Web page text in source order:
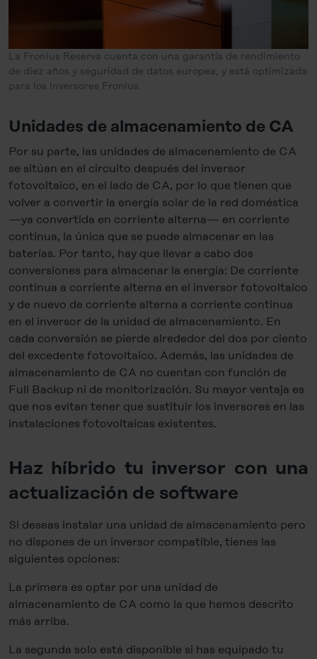
Policy, revoke or change the settings and deselect the
categories subsequently. You can find further details in
ourCookie-Policy as well as in our
La Fronius Reserva cuenta con una garantía de rendimiento
de diez años y seguridad de datos europea, y está optimizada
para los inversores Fronius.
Unidades de almacenamiento de CA
Por su parte, las unidades de almacenamiento de CA
se sitúan en el circuito después del inversor
fotovoltaico, en el lado de CA, por lo que tienen que
volver a convertir la energía solar de la red doméstica
—ya convertida en corriente alterna— en corriente
continua, la única que se puede almacenar en las
baterías. Por tanto, hay que llevar a cabo dos
conversiones para almacenar la energía: De corriente
continua a corriente alterna en el inversor fotovoltaico
y de nuevo de corriente alterna a corriente continua
en el inversor de la unidad de almacenamiento. En
cada conversión se pierde alrededor del dos por ciento
del excedente fotovoltaico. Además, las unidades de
almacenamiento de CA no cuentan con función de
Full Backup ni de monitorización. Su mayor ventaja es
que nos evitan tener que sustituir los inversores en las
instalaciones fotovoltaicas existentes.
Haz híbrido tu inversor con una
actualización de software
Si deseas instalar una unidad de almacenamiento pero
no dispones de un inversor compatible, tienes las
siguientes opciones:
La primera es optar por una unidad de
almacenamiento de CA como la que hemos descrito
más arriba.
La segunda solo está disponible si has equipado tu